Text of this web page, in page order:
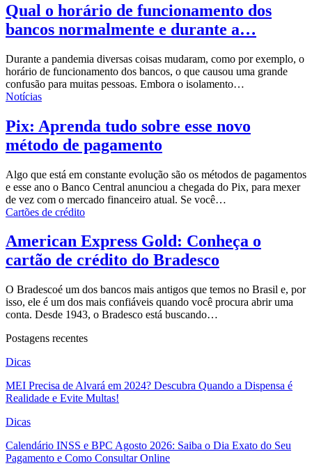
Qual o horário de funcionamento dos
bancos normalmente e durante a…
Durante a pandemia diversas coisas mudaram, como por exemplo, o
horário de funcionamento dos bancos, o que causou uma grande
confusão para muitas pessoas. Embora o isolamento…
Notícias
Pix: Aprenda tudo sobre esse novo
método de pagamento
Algo que está em constante evolução são os métodos de pagamentos
e esse ano o Banco Central anunciou a chegada do Pix, para mexer
de vez com o mercado financeiro atual. Se você…
Cartões de crédito
American Express Gold: Conheça o
cartão de crédito do Bradesco
O Bradescoé um dos bancos mais antigos que temos no Brasil e, por
isso, ele é um dos mais confiáveis quando você procura abrir uma
conta. Desde 1943, o Bradesco está buscando…
Postagens recentes
Dicas
MEI Precisa de Alvará em 2024? Descubra Quando a Dispensa é
Realidade e Evite Multas!
Dicas
Calendário INSS e BPC Agosto 2026: Saiba o Dia Exato do Seu
Pagamento e Como Consultar Online